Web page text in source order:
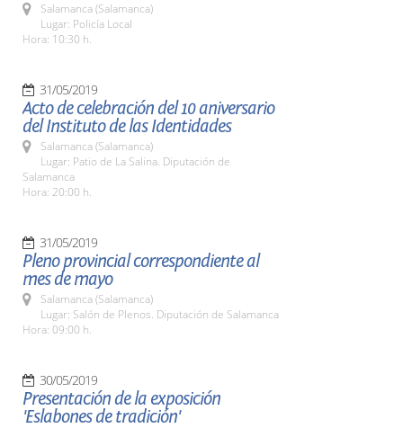
Salamanca (Salamanca)
Lugar: Policía Local
Hora: 10:30 h.
31/05/2019
Acto de celebración del 10 aniversario
del Instituto de las Identidades
Salamanca (Salamanca)
Lugar: Patio de La Salina. Diputación de
Salamanca
Hora: 20:00 h.
31/05/2019
Pleno provincial correspondiente al
mes de mayo
Salamanca (Salamanca)
Lugar: Salón de Plenos. Diputación de Salamanca
Hora: 09:00 h.
30/05/2019
Presentación de la exposición
'Eslabones de tradición'